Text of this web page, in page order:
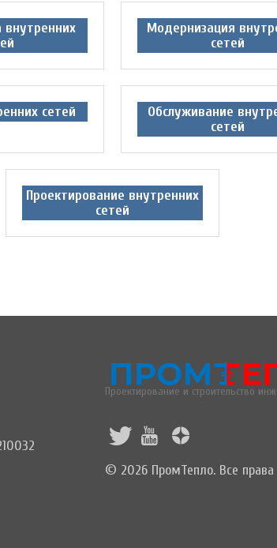
внутренних
Модернизация
сетей
сетей
Обслуживание
сетей
Проектирование внутренних
сетей
Проектирование и строительство
© 2026 ПромТепло. Все